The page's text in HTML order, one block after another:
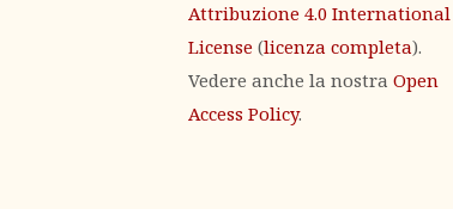
Attribuzione 4.0 International
License(licenza completa).
Vedere anche la nostra Open
Access Policy.